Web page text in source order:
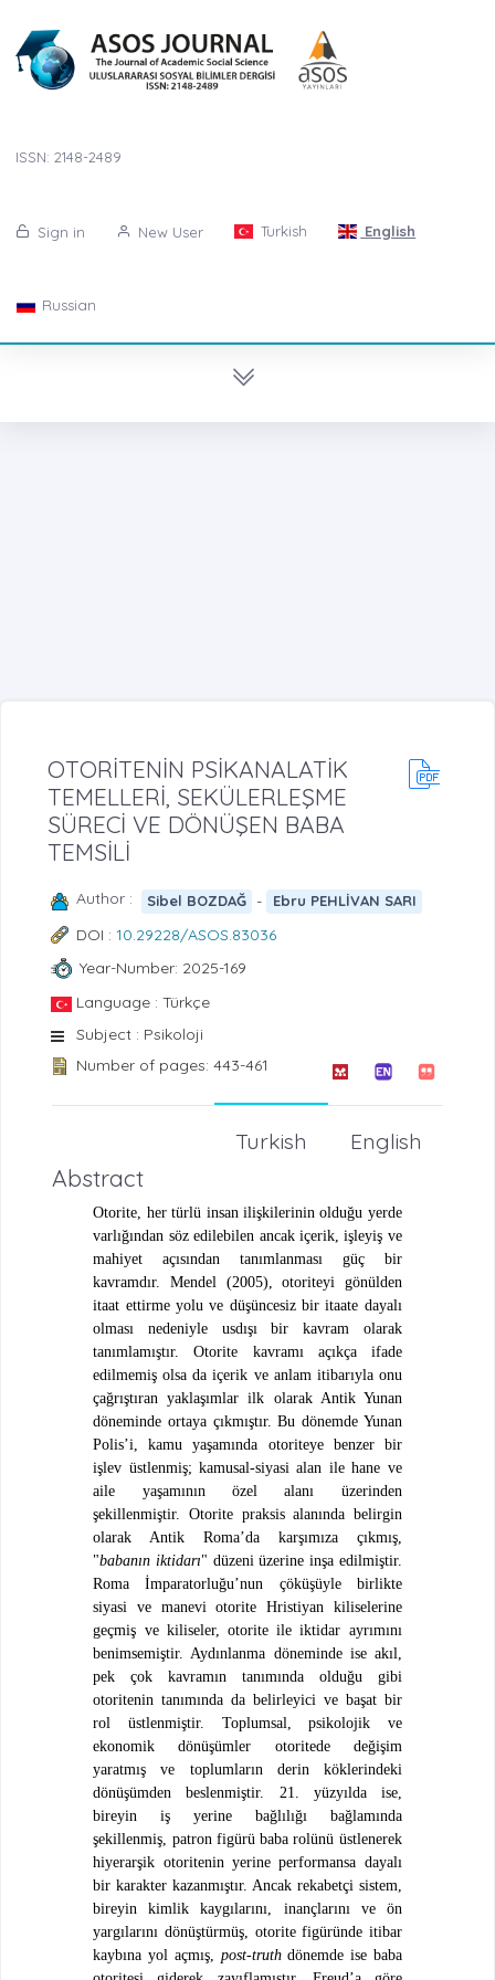
ISSN: 2148-2489
Sign in New User Turkish English
Russian
OTORİTENİN PSİKANALATİK
TEMELLERİ, SEKÜLERLEŞME
SÜRECİ VE DÖNÜŞEN BABA
TEMSİLİ
Author : Sibel BOZDAĞ - Ebru PEHLİVAN SARI
DOI : 10.29228/ASOS.83036
Year-Number: 2025-169
Language : Türkçe
Subject : Psikoloji
Number of pages: 443-461
English
Turkish
Abstract
Otorite, her türlü insan ilişkilerinin olduğu yerde
varlığından söz edilebilen ancak içerik, işleyiş ve
mahiyet açısından tanımlanması güç bir
kavramdır. Mendel (2005), otoriteyi gönülden
itaat ettirme yolu ve düşüncesiz bir itaate dayalı
olması nedeniyle usdışı bir kavram olarak
tanımlamıştır. Otorite kavramı açıkça ifade
edilmemiş olsa da içerik ve anlam itibarıyla onu
çağrıştıran yaklaşımlar ilk olarak Antik Yunan
döneminde ortaya çıkmıştır. Bu dönemde Yunan
Polis’i, kamu yaşamında otoriteye benzer bir
işlev üstlenmiş; kamusal-siyasi alan ile hane ve
aile yaşamının özel alanı üzerinden
şekillenmiştir. Otorite praksis alanında belirgin
olarak Antik Roma’da karşımıza çıkmış,
"babanın iktidarı" düzeni üzerine inşa edilmiştir.
Roma İmparatorluğu’nun çöküşüyle birlikte
siyasi ve manevi otorite Hristiyan kiliselerine
geçmiş ve kiliseler, otorite ile iktidar ayrımını
benimsemiştir. Aydınlanma döneminde ise akıl,
pek çok kavramın tanımında olduğu gibi
otoritenin tanımında da belirleyici ve başat bir
rol üstlenmiştir. Toplumsal, psikolojik ve
ekonomik dönüşümler otoritede değişim
yaratmış ve toplumların derin köklerindeki
dönüşümden beslenmiştir. 21. yüzyılda ise,
bireyin iş yerine bağlılığı bağlamında
şekillenmiş, patron figürü baba rolünü üstlenerek
hiyerarşik otoritenin yerine performansa dayalı
bir karakter kazanmıştır. Ancak rekabetçi sistem,
bireyin kimlik kaygılarını, inançlarını ve ön
yargılarını dönüştürmüş, otorite figüründe itibar
kaybına yol açmış, post-truthdönemde ise baba